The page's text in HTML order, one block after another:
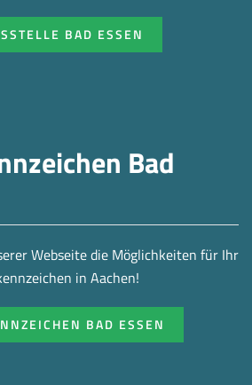
BAD ESSEN
Bad
Webseite die Möglichkeiten für Ihr
in Aachen!
BAD ESSEN